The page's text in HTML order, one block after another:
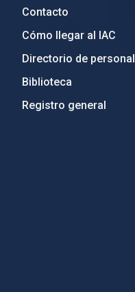
Contacto
Cómo llegar al IAC
Directorio de personal
Biblioteca
Registro general